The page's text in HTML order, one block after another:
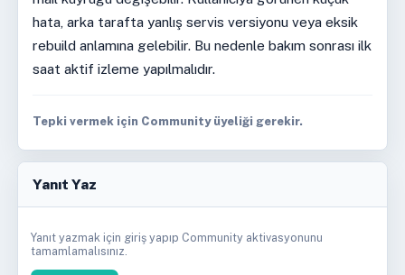
hata, arka tarafta yanlış servis versiyonu veya eksik
rebuild anlamına gelebilir. Bu nedenle bakım sonrası ilk
saat aktif izleme yapılmalıdır.
Tepki vermek için Community üyeliği gerekir.
Yanıt Yaz
Yanıt yazmak için giriş yapıp Community aktivasyonunu
tamamlamalısınız.